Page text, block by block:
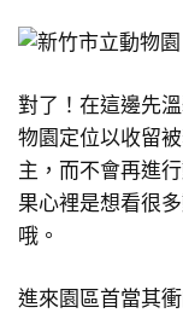
對了！在這邊先
物園定位以收留
主，而不會再進
果心裡是想看很
哦。
進來園區首當其